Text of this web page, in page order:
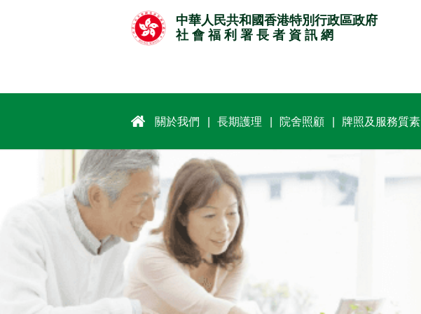
中華人民共和國香港特別行政區政府
社 會 福 利 署 長 者 資 訊 網
關於我們 長期護理 院舍照顧 牌照及服務質素